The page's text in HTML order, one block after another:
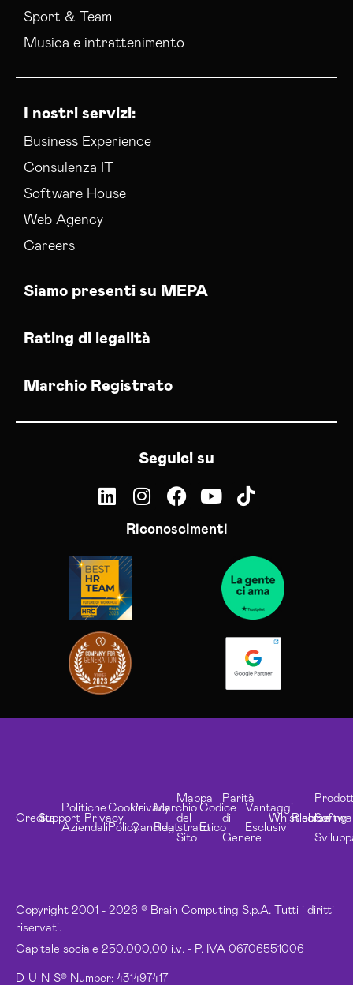
Sport & Team
Musica e intrattenimento
I nostri servizi:
Business Experience
Consulenza IT
Software House
Web Agency
Careers
Siamo presenti su MEPA
Rating di legalità
Marchio Registrato
Seguici su
Riconoscimenti
Copyright 2001 - 2026 © Brain Computing S.p.A. Tutti i diritti
riservati.
Capitale sociale 250.000,00 i.v. - P. IVA 06706551006
D-U-N-S® Number: 431497417
CreditsSupport
Politiche
Aziendali
Privacy
Cookie
Policy
Privacy
Candidati
Marchio
Registrato
Mappa
del
Sito
Codice
Etico
Parità
di
Genere
Vantaggi
Esclusivi
Whistleblowing
Risorse